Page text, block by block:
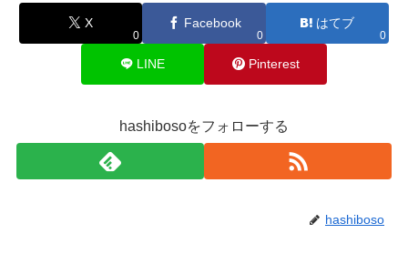
X
0
Facebook
0
はてブ
0
LINE Pinterest
hashibosoをフォローする
hashiboso